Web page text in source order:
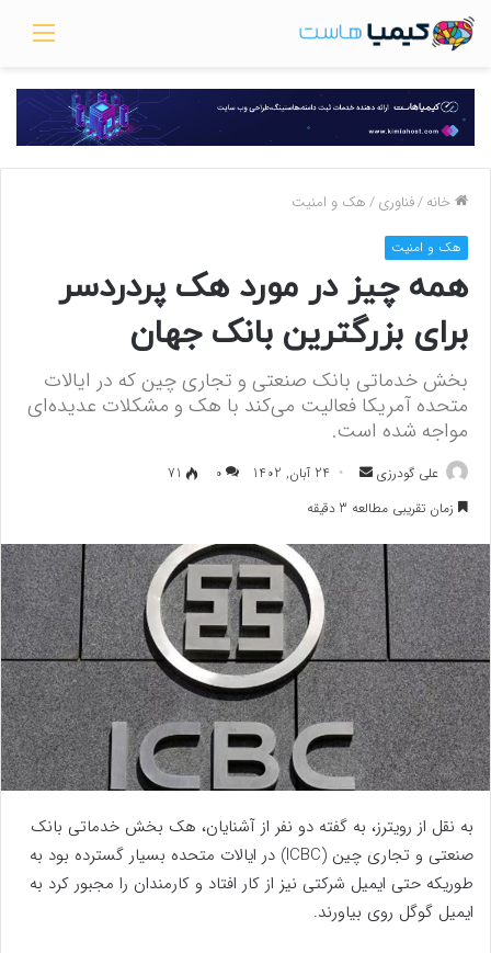
خانه/فناوری/هک و امنیت
هک و امنیت
همه چیز در مورد هک پردردسر
برای بزرگترین بانک جهان
بخش خدماتی بانک صنعتی و تجاری چین که در ایالات
متحده آمریکا فعالیت می‌کند با هک و مشکلات عدیده‌ای
مواجه شده است.
علی گودرزی
ا
ل
ب
ه
ا
ی
م
ی
ل
24 آبان, 1402 0
71
زمان تقریبی مطالعه 3 دقیقه
به نقل از رویترز، به گفته دو نفر از آشنایان، هک بخش خدماتی بانک
صنعتی و تجاری چین (ICBC) در ایالات متحده بسیار گسترده بود به
طوریکه حتی ایمیل شرکتی نیز از کار افتاد و کارمندان را مجبور کرد به
ایمیل گوگل روی بیاورند.